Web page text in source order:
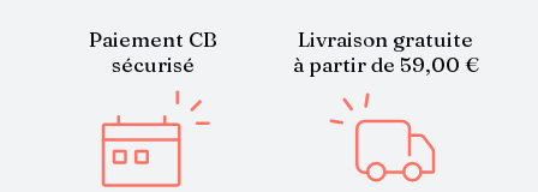
Paiement CB
sécurisé
Livraison gratuite
à partir de 59,00 €